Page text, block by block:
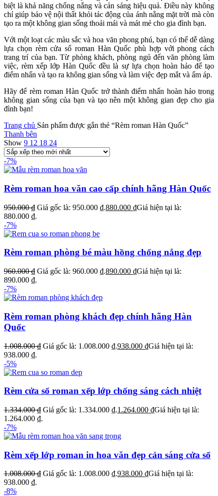
biệt là khả năng chống nắng và cản sáng hiệu quả. Điều này không
chỉ giúp bảo vệ nội thất khỏi tác động của ánh nắng mặt trời mà còn
tạo ra một không gian sống thoải mái và mát mẻ cho gia đình bạn.
Với một loạt các màu sắc và hoa văn phong phú, bạn có thể dễ dàng
lựa chọn rèm cửa sổ roman Hàn Quốc phù hợp với phong cách
trang trí của bạn. Từ phòng khách, phòng ngủ đến văn phòng làm
việc, rèm xếp lớp Hàn Quốc đều là sự lựa chọn hoàn hảo để tạo
điểm nhấn và tạo ra không gian sống và làm việc đẹp mắt và ấm áp.
Hãy để rèm roman Hàn Quốc trở thành điểm nhấn hoàn hảo trong
không gian sống của bạn và tạo nên một không gian đẹp cho gia
đình bạn!
Trang chủ Sản phẩm được gắn thẻ “Rèm roman Hàn Quốc”
Thanh bên
Show 9 12 18 24
-7%
Rèm roman hoa văn cao cấp chính hãng Hàn Quốc
950.000₫ Giá gốc là: 950.000 ₫.880.000 ₫Giá hiện tại là:
880.000 ₫.
-7%
Rèm roman phòng bé màu hồng chống nắng đẹp
960.000₫ Giá gốc là: 960.000 ₫.890.000 ₫Giá hiện tại là:
890.000 ₫.
-7%
Rèm roman phòng khách đẹp chính hãng Hàn
Quốc
1.008.000₫ Giá gốc là: 1.008.000 ₫.938.000 ₫Giá hiện tại là:
938.000 ₫.
-5%
Rèm cửa sổ roman xếp lớp chống sáng cách nhiệt
1.334.000₫ Giá gốc là: 1.334.000 ₫.1.264.000 ₫Giá hiện tại là:
1.264.000 ₫.
-7%
Rèm xếp lớp roman in hoa văn đẹp cản sáng cửa sổ
1.008.000₫ Giá gốc là: 1.008.000 ₫.938.000 ₫Giá hiện tại là:
938.000 ₫.
-8%